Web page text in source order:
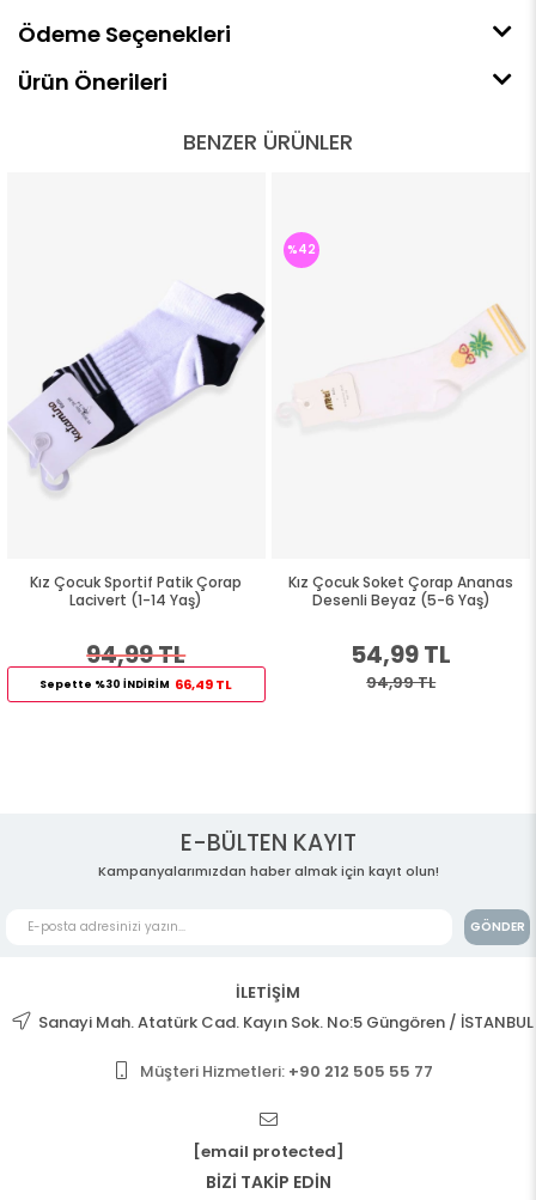
Ödeme Seçenekleri
Ürün Önerileri
BENZER ÜRÜNLER
Kız Çocuk Sportif Patik Çorap
Lacivert (1-14 Yaş)
94,99 TL
Sepette %30 İNDİRİM 66,49 TL
Kız Çocuk Soket Çorap Ananas
Desenli Beyaz (5-6 Yaş)
54,99 TL
94,99 TL
%42
E-BÜLTEN KAYIT
Kampanyalarımızdan haber almak için kayıt olun!
GÖNDER
İLETİŞİM
Sanayi Mah. Atatürk Cad. Kayın Sok. No:5 Güngören / İSTANBUL
Müşteri Hizmetleri: +90 212 505 55 77
[email protected]
BİZİ TAKİP EDİN